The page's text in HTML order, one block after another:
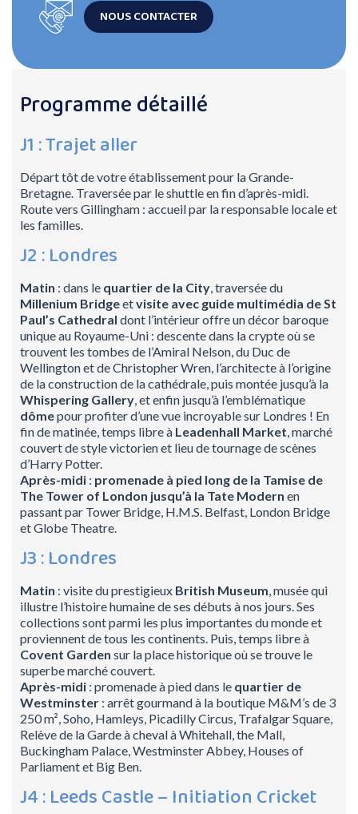
NOUS CONTACTER
Programme détaillé
J1 : Trajet aller
Départ tôt de votre établissement pour la Grande-
Bretagne. Traversée par le shuttle en fin d’après-midi.
Route vers Gillingham : accueil par la responsable locale et
les familles.
J2 : Londres
Matin : dans le quartier de la City , traversée du
Millenium Bridgeetvisite avec guide multimédia de St
Paul’s Cathedral dont l’intérieur offre un décor baroque
unique au Royaume-Uni : descente dans la crypte où se
trouvent les tombes de l’Amiral Nelson, du Duc de
Wellington et de Christopher Wren, l’architecte à l’origine
de la construction de la cathédrale, puis montée jusqu’à la
Whispering Gallery , et enfin jusqu’à l’emblématique
dômepour profiter d’une vue incroyable sur Londres ! En
fin de matinée, temps libre à Leadenhall Market , marché
couvert de style victorien et lieu de tournage de scènes
d’Harry Potter.
Après-midi : promenade à pied long de la Tamise de
The Tower of London jusqu’à la Tate Modern en
passant par Tower Bridge, H.M.S. Belfast, London Bridge
et Globe Theatre.
J3 : Londres
Matin : visite du prestigieux British Museum , musée qui
illustre l’histoire humaine de ses débuts à nos jours. Ses
collections sont parmi les plus importantes du monde et
proviennent de tous les continents. Puis, temps libre à
Covent Garden sur la place historique où se trouve le
superbe marché couvert.
Après-midi : promenade à pied dans le quartier de
Westminster : arrêt gourmand à la boutique M&M’s de 3
250 m², Soho, Hamleys, Picadilly Circus, Trafalgar Square,
Relève de la Garde à cheval à Whitehall, the Mall,
Buckingham Palace, Westminster Abbey, Houses of
Parliament et Big Ben.
J4 : Leeds Castle – Initiation Cricket